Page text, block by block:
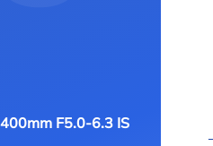
F5.0-6.3 IS